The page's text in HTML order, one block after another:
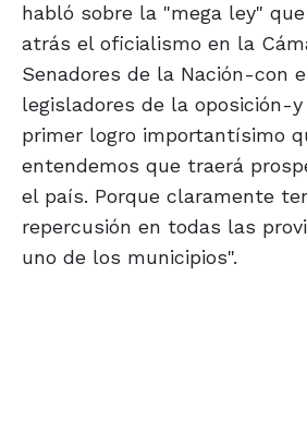
habló sobre la "mega ley"
atrás el oficialismo en la
Senadores de la Nación-con
legisladores de la oposición-
primer logro importantísimo
entendemos que traerá
el país. Porque claramente
repercusión en todas las
uno de los municipios".